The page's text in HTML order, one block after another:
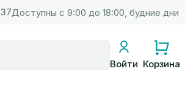
Доступны с 9:00 до 18:00, будние дни
Войти Корзина